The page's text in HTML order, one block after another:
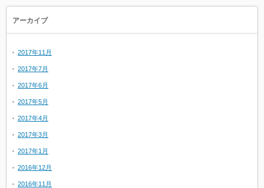
アーカイブ
2017年11月
2017年7月
2017年6月
2017年5月
2017年4月
2017年3月
2017年1月
2016年12月
2016年11月